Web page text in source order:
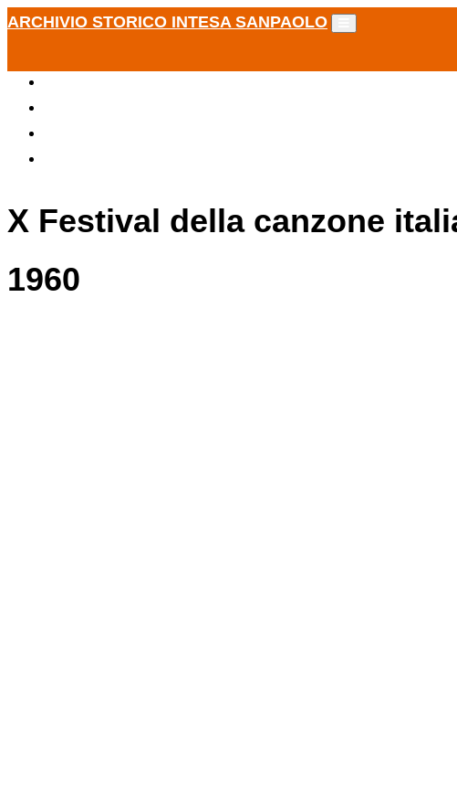
ARCHIVIO STORICO INTESA SANPAOLO
X Festival della canzone
1960